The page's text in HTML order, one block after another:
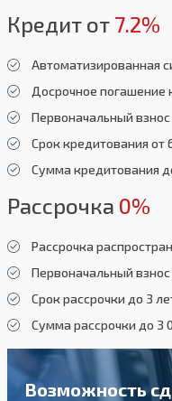
Кредит от 7.2%
Автоматизированная
Досрочное погашение
Первоначальный взнос
Срок кредитования от
Сумма кредитования
Рассрочка 0%
Рассрочка
Первоначальный взнос
Срок рассрочки до 3
Сумма рассрочки до 3
Возможность